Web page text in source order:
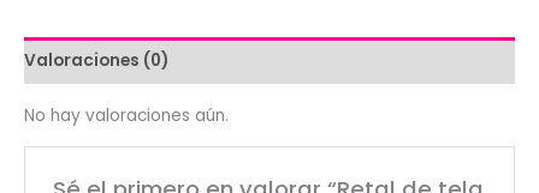
azul
(46cmX
Valoraciones (0)
No hay valoraciones aún.